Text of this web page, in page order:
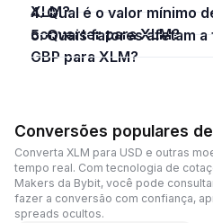
XLM?
4. Qual é o valor mínimo de GBP que posso
converter para XLM?
5. Quais fatores afetam a taxa de câmbio de
GBP para XLM?
Conversões populares
Converta XLM para USD e outras
tempo real. Com tecnologia de
Makers da Bybit, você pode
fazer a conversão com confiança,
spreads ocultos.